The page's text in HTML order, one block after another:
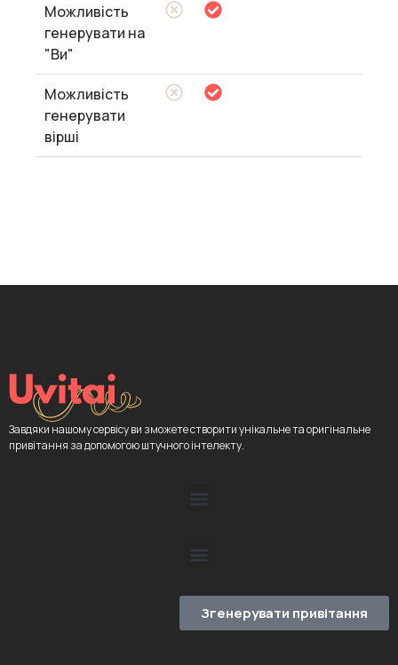
Можливість
генерувати на
"Ви"
Можливість
генерувати
вірші
Завдяки нашому сервісу ви зможете створити унікальне та оригінальне
привітання за допомогою штучного інтелекту.
Згенерувати привітання